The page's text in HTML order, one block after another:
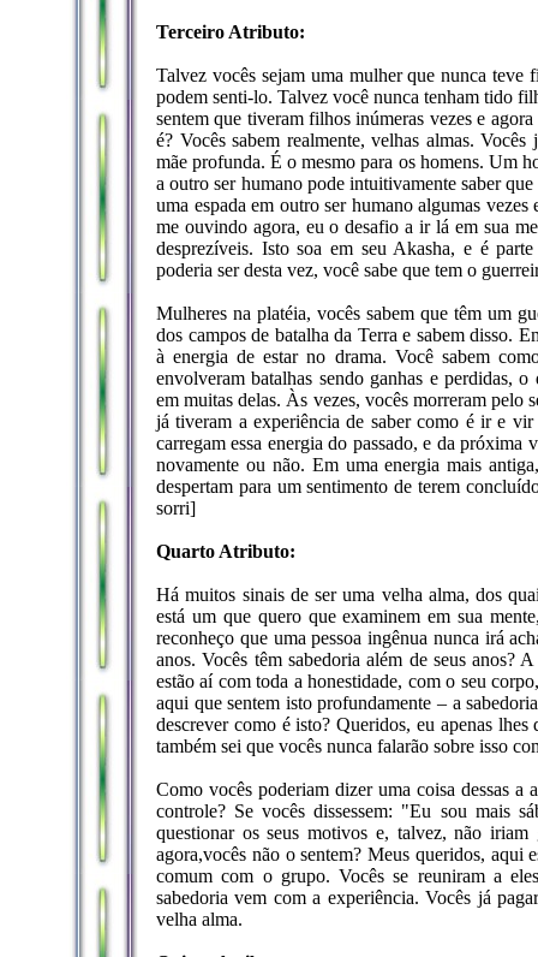
Terceiro Atributo:
Talvez vocês sejam uma mulher que nunca
podem senti-lo. Talvez você nunca tenham tido
sentem que tiveram filhos inúmeras vezes e
é? Vocês sabem realmente, velhas almas.
mãe profunda. É o mesmo para os homens. Um
a outro ser humano pode intuitivamente saber
uma espada em outro ser humano algumas
me ouvindo agora, eu o desafio a ir lá em sua
desprezíveis. Isto soa em seu Akasha, e é
poderia ser desta vez, você sabe que tem o
Mulheres na platéia, vocês sabem que têm um
dos campos de batalha da Terra e sabem disso.
à energia de estar no drama. Você sabem
envolveram batalhas sendo ganhas e perdidas,
em muitas delas. Às vezes, vocês morreram pelo
já tiveram a experiência de saber como é ir e
carregam essa energia do passado, e da próxima
novamente ou não. Em uma energia mais
despertam para um sentimento de terem
sorri]
Quarto Atributo:
Há muitos sinais de ser uma velha alma, dos
está um que quero que examinem em sua
reconheço que uma pessoa ingênua nunca irá
anos. Vocês têm sabedoria além de seus anos?
estão aí com toda a honestidade, com o seu
aqui que sentem isto profundamente – a
descrever como é isto? Queridos, eu apenas
também sei que vocês nunca falarão sobre isso
Como vocês poderiam dizer uma coisa dessas a
controle? Se vocês dissessem: "Eu sou mais
questionar os seus motivos e, talvez, não iriam
agora,vocês não o sentem? Meus queridos, aqui
comum com o grupo. Vocês se reuniram a
sabedoria vem com a experiência. Vocês já
velha alma.